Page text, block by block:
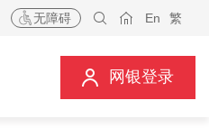
无障碍 En 繁
网银登录